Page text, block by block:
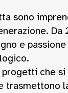
sono
Da
e passione
che si
trasmettono